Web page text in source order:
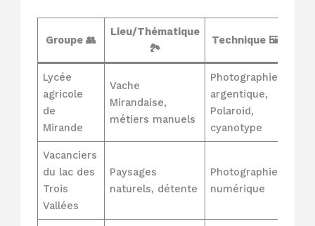
Groupe 👥
Lieu/Thématique
🏞️
Technique 🖼️
Lycée
agricole
de
Mirande
Vache
Mirandaise,
métiers manuels
Photographie
argentique,
Polaroid,
cyanotype
Vacanciers
du lac des
Trois
Vallées
Paysages
naturels, détente
Photographie
numérique